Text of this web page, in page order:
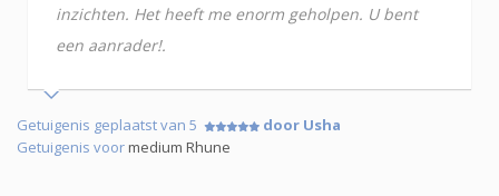
inzichten. Het heeft me enorm geholpen. U bent
een aanrader!.
Getuigenis geplaatst van 5
door Usha
Getuigenis voormedium Rhune